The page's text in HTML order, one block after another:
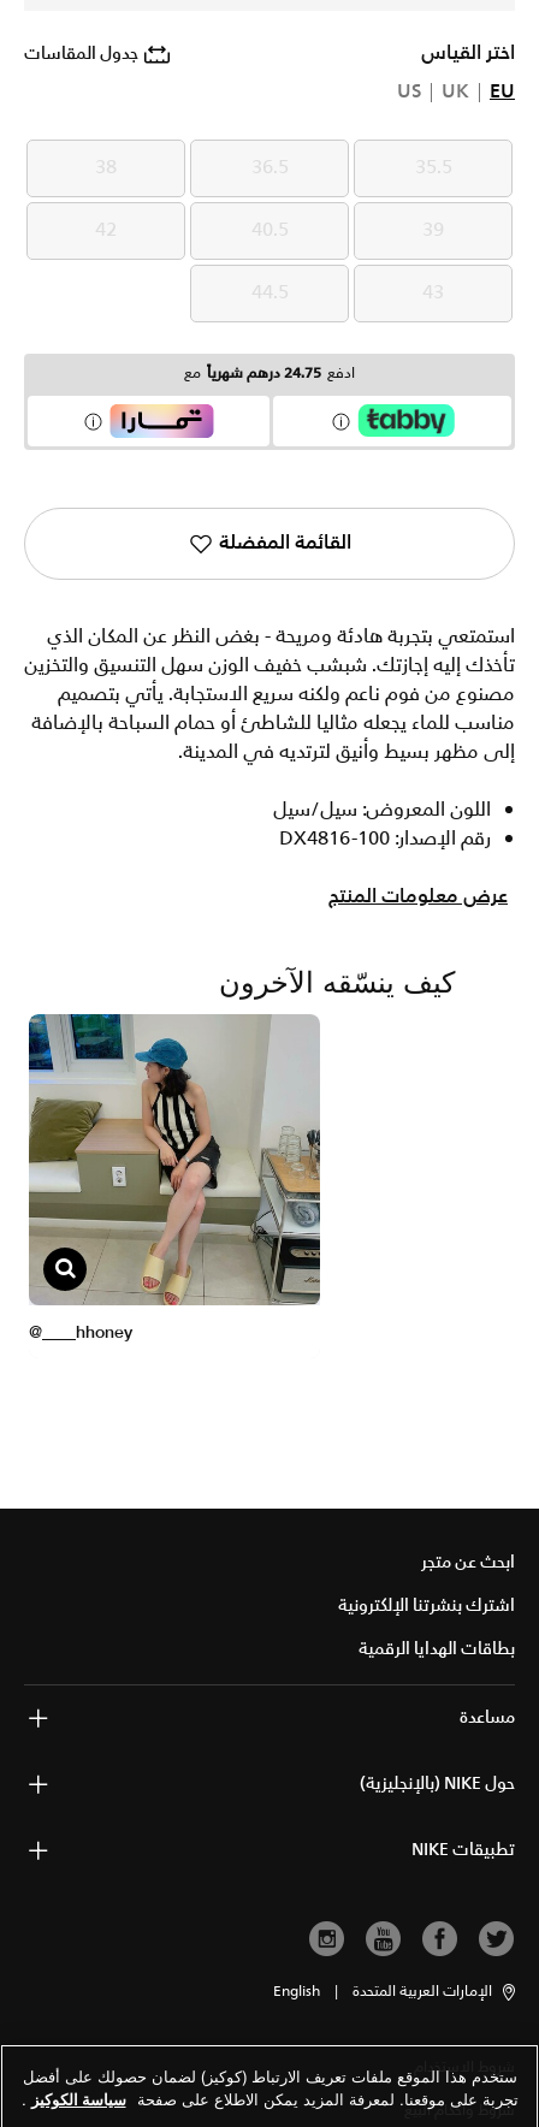
اختر القياس جدول المقاسات
EU
UK
US
35.5
35.5
36.5
36.5
38
38
39
39
40.5
40.5
42
42
43
43
44.5
44.5
ادفع 24.75 درهم شهرياً مع
القائمة المفضلة
استمتعي بتجربة هادئة ومريحة - بغض النظر عن المكان الذي
تأخذك إليه إجازتك. شبشب خفيف الوزن سهل التنسيق والتخزين
مصنوع من فوم ناعم ولكنه سريع الاستجابة. يأتي بتصميم
مناسب للماء يجعله مثاليا للشاطئ أو حمام السباحة بالإضافة
إلى مظهر بسيط وأنيق لترتديه في المدينة.
اللون المعروض: سيل/سيل
رقم الإصدار: DX4816-100
عرض معلومات المنتج
ابحث عن متجر
اشترك بنشرتنا الإلكترونية
بطاقات الهدايا الرقمية
مساعدة
حول NIKE (بالإنجليزية)
تطبيقات NIKE
الإمارات العربية المتحدة |
English
شروط الاستخدام
شروط وأحكام البيع
ستخدم هذا الموقع ملفات تعريف الارتباط (كوكيز) لضمان حصولك على أفضل
تجربة على موقعنا. لمعرفة المزيد يمكن الاطلاع على صفحة سياسة الكوكيز .